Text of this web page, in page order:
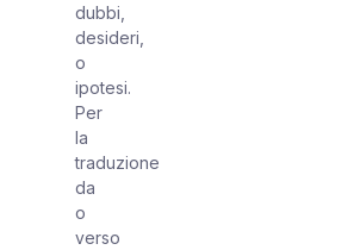
dubbi,
desideri,
o
ipotesi.
Per
la
traduzione
da
o
verso